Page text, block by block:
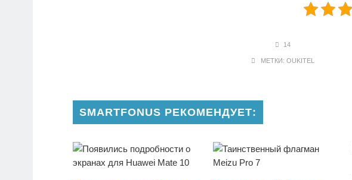
14
МЕТКИ: OUKITEL
SMARTFONUS РЕКОМЕНДУЕТ: